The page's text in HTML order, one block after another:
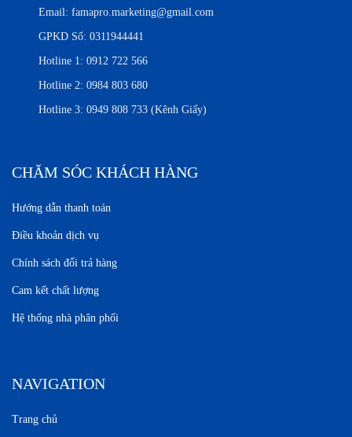
Email: famapro.marketing@gmail.com
GPKD Số: 0311944441
Hotline 1: 0912 722 566
Hotline 2: 0984 803 680
Hotline 3: 0949 808 733 (Kênh Giấy)
CHĂM SÓC KHÁCH HÀNG
Hướng dẫn thanh toán
Điều khoản dịch vụ
Chính sách đổi trả hàng
Cam kết chất lượng
Hệ thống nhà phân phối
NAVIGATION
Trang chủ